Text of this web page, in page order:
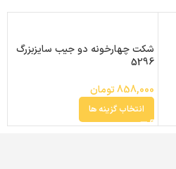
شکت چهارخونه دو جیب سایزبزرگ
5296
858,000تومان
انتخاب گزینه ها